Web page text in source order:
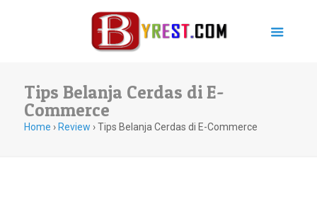
Tips Belanja Cerdas di E-
Commerce
Home › Review ›Tips Belanja Cerdas di E-Commerce